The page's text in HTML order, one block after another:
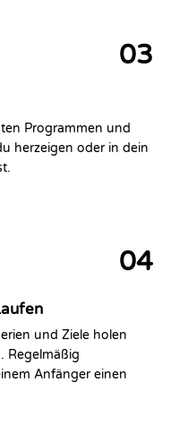
03
Programmen und
herzeigen oder in dein
04
und Ziele holen
Regelmäßig
Anfänger einen